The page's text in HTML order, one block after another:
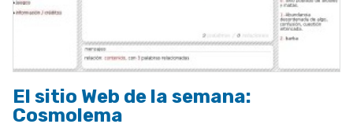
El sitio Web de la semana:
Cosmolema